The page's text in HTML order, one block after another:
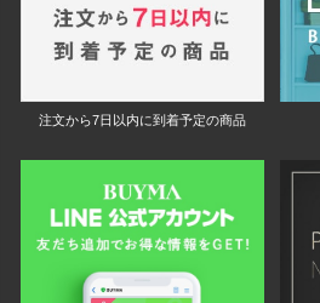
注文から7日以内に到着予定の商品